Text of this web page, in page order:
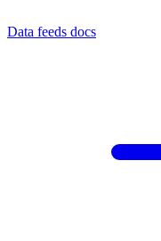
Data feeds docs